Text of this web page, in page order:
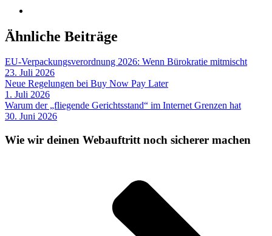
Ähnliche Beiträge
EU-Verpackungsverordnung 2026: Wenn Bürokratie mitmischt
23. Juli 2026
Neue Regelungen bei Buy Now Pay Later
1. Juli 2026
Warum der „fliegende Gerichtsstand“ im Internet Grenzen hat
30. Juni 2026
Wie wir deinen Webauftritt noch sicherer machen